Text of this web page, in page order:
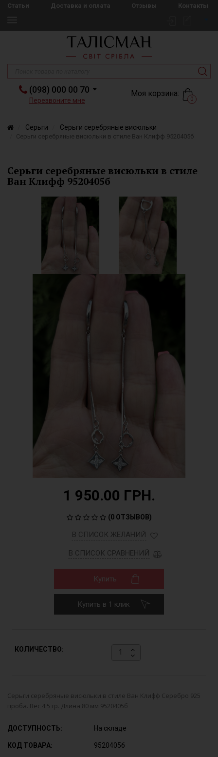
Статьи Доставка и оплата Отзывы Контакты
(098) 000 00 70
Перезвоните мне
Моя корзина:
0
Серьги Серьги серебряные висюльки
Серьги серебряные висюльки в стиле Ван Клифф 9520405б
Серьги серебряные висюльки в стиле
Ван Клифф 9520405б
1 950.00 ГРН.
(0 ОТЗЫВОВ)
В СПИСОК ЖЕЛАНИЙ
В СПИСОК СРАВНЕНИЙ
Купить
Купить в 1 клик
КОЛИЧЕСТВО:
Серьги серебряные висюльки в стиле Ван Клифф Серебро 925
проба. Вес 4.5 гр. Длина 80 мм 9520405б
ДОСТУПНОСТЬ: На складе
КОД ТОВАРА: 9520405б